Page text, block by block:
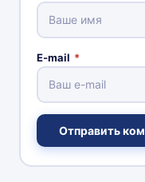
E-mail *
Отправить